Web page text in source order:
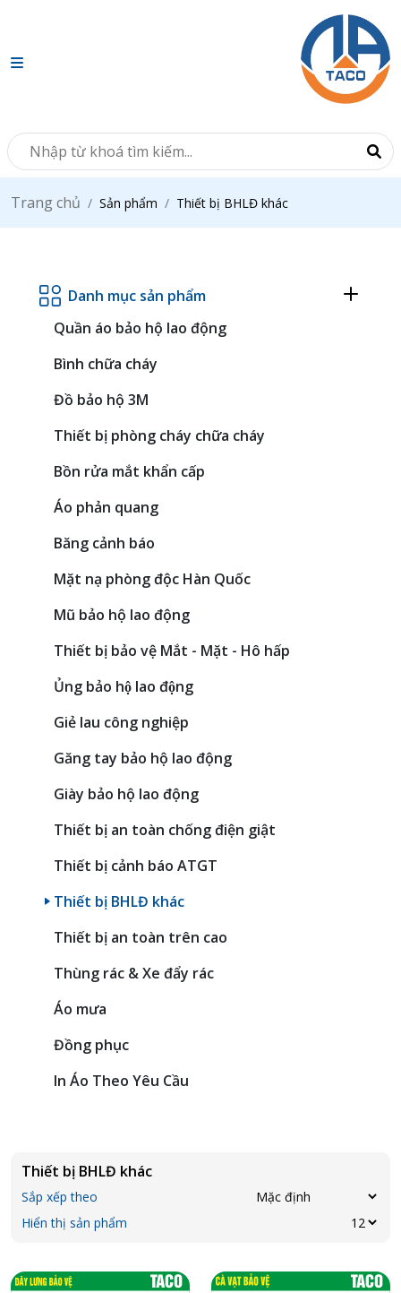
Trang chủ Sản phẩm Thiết bị BHLĐ khác
Danh mục sản phẩm
Quần áo bảo hộ lao động
Bình chữa cháy
Đồ bảo hộ 3M
Thiết bị phòng cháy chữa cháy
Bồn rửa mắt khẩn cấp
Áo phản quang
Băng cảnh báo
Mặt nạ phòng độc Hàn Quốc
Mũ bảo hộ lao động
Thiết bị bảo vệ Mắt - Mặt - Hô hấp
Ủng bảo hộ lao động
Giẻ lau công nghiệp
Găng tay bảo hộ lao động
Giày bảo hộ lao động
Thiết bị an toàn chống điện giật
Thiết bị cảnh báo ATGT
Thiết bị BHLĐ khác
Thiết bị an toàn trên cao
Thùng rác & Xe đẩy rác
Áo mưa
Đồng phục
In Áo Theo Yêu Cầu
Thiết bị BHLĐ khác
Sắp xếp theo
Hiển thị sản phẩm